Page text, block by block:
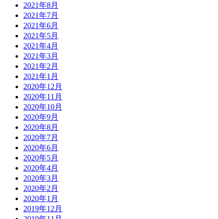
2021年8月
2021年7月
2021年6月
2021年5月
2021年4月
2021年3月
2021年2月
2021年1月
2020年12月
2020年11月
2020年10月
2020年9月
2020年8月
2020年7月
2020年6月
2020年5月
2020年4月
2020年3月
2020年2月
2020年1月
2019年12月